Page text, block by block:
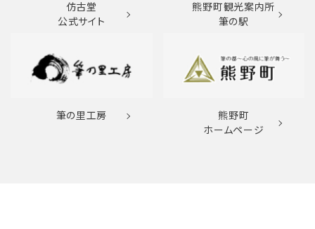
仿古堂
公式サイト
熊野町観光案内所
筆の駅
筆の里工房
熊野町
ホームページ